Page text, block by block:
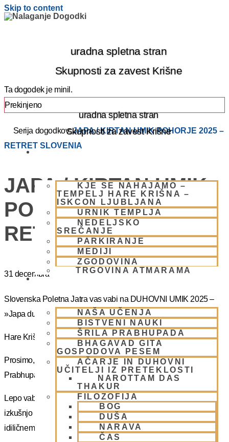
Skip to content
uradna spletna stran
Skupnosti za zavest Krišne
uradna spletna stran
Skupnosti za zavest Krišne
KJE SE NAHAJAMO –
TEMPELJ HARE KRIŠNA –
ISKCON LJUBLJANA
URNIK TEMPLJA
NEDELJSKO
SREČANJE
PARKIRANJE
MEDIJI
ZGODOVINA
TRGOVINA ATMARAMA
BHAKTI JOGA
NAŠA UČENJA
BISTVENI NAUKI
ŠRILA PRABHUPADA
BHAGAVAD GITA
GOSPODOVA PESEM
AČARJE IN DUHOVNI
UČITELJI IZ PRETEKLOSTI
NAROTTAM DAS
THAKUR
FILOZOFIJA
BOG
DUŠA
NARAVA
ČAS
Ta dogodek je minil.
Prekinjeno
Serija dogodkov:JAPA / KIRTAN UMIK POHORJE 2025 –
RETRET SLOVENIA
JAPA / KIRTAN UMIK
POHORJE 2025 –
RETRET SLOVENIA
31 decembra
Slovenska Poletna Jatra vas vabi na DUHOVNI UMIK 2025 –
»Japa duhovni umik z NM Mahatmo prabhujem
Hare Krišna, dragi bhakte!
Prosimo, sprejmite naše ponižno spoštovanje! Vsa slava Šrila
Prabhupadu!
Lepo vabljeni na 5-dnevno nepozabno transcendentalno
izkušnjo na DUHOVNI UMIK, ki bo potekal sredi gozdov na
idiličnem Pohorju.